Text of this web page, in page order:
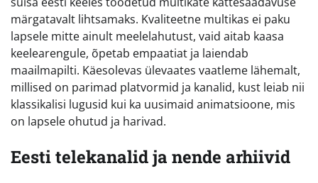
märgatavalt lihtsamaks. Kvaliteetne multikas ei paku
lapsele mitte ainult meelelahutust, vaid aitab kaasa
keelearengule, õpetab empaatiat ja laiendab
maailmapilti. Käesolevas ülevaates vaatleme lähemalt,
millised on parimad platvormid ja kanalid, kust leiab nii
klassikalisi lugusid kui ka uusimaid animatsioone, mis
on lapsele ohutud ja harivad.
Eesti telekanalid ja nende arhiivid